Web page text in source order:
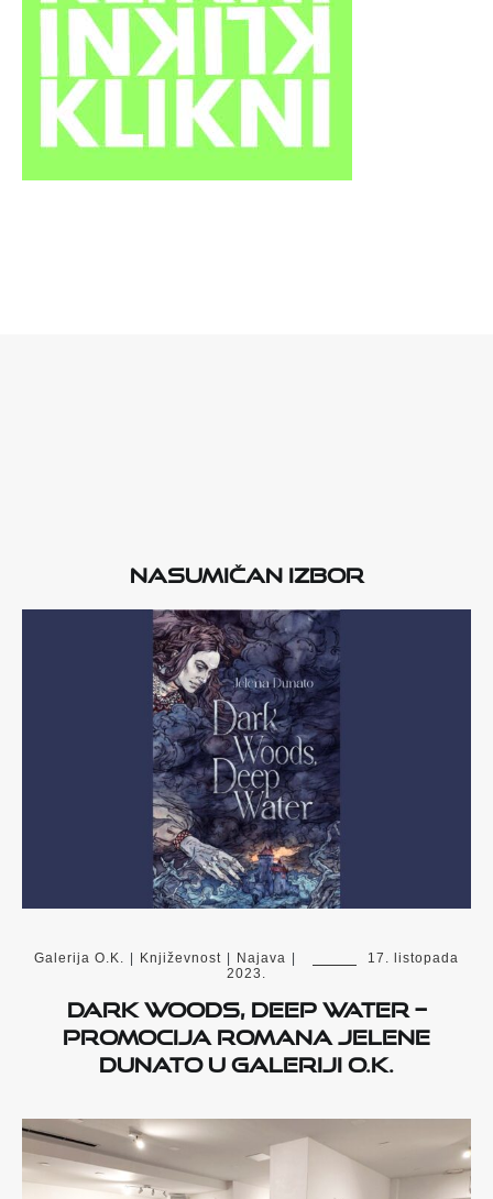
Nasumičan izbor
Galerija O.K. Književnost Najava
17. listopada
2023.
Dark Woods, Deep Water –
promocija romana Jelene
Dunato u Galeriji O.K.